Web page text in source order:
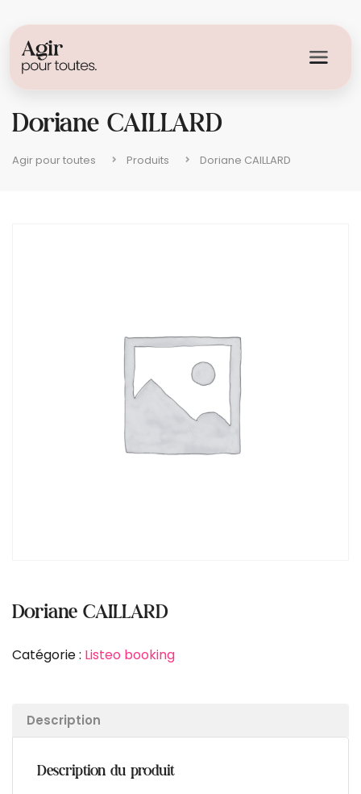
Doriane CAILLARD
Agir pour toutes Produits Doriane CAILLARD
Doriane CAILLARD
Catégorie : Listeo booking
Description
Description du produit